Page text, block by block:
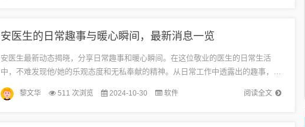
安医生的日常趣事与暖心瞬间，最新消息一览
安医生最新动态揭晓，分享日常趣事和暖心瞬间。在这位敬业的医生的日常生活
中，不难发现他/她的乐观态度和无私奉献的精神。从日常工作中透露出的趣事，展
现出医生亲和的一面，而暖心瞬间更是让人感受到医者仁心。跟随最新消息，了
解...
阅读全文
黎文华 511 次浏览 2024-10-30 软件